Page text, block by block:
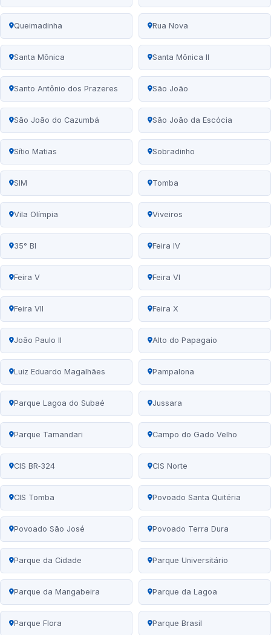
Queimadinha Rua Nova
Santa Mônica Santa Mônica II
Santo Antônio dos Prazeres São João
São João do Cazumbá São João da Escócia
Sítio Matias Sobradinho
SIM Tomba
Vila Olímpia Viveiros
35° BI Feira IV
Feira V Feira VI
Feira VII Feira X
João Paulo II Alto do Papagaio
Luiz Eduardo Magalhães Pampalona
Parque Lagoa do Subaé Jussara
Parque Tamandari Campo do Gado Velho
CIS BR‑324 CIS Norte
CIS Tomba Povoado Santa Quitéria
Povoado São José Povoado Terra Dura
Parque da Cidade Parque Universitário
Parque da Mangabeira Parque da Lagoa
Parque Flora Parque Brasil